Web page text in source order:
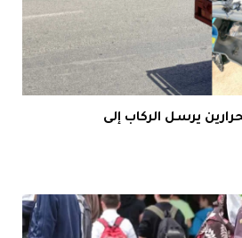
بالحرارين يرسل الركاب إلى